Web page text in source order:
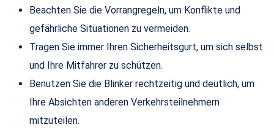
Beachten Sie die Vorrangregeln, um Konflikte und
gefährliche Situationen zu vermeiden.
Tragen Sie immer Ihren Sicherheitsgurt, um sich selbst
und Ihre Mitfahrer zu schützen.
Benutzen Sie die Blinker rechtzeitig und deutlich, um
Ihre Absichten anderen Verkehrsteilnehmern
mitzuteilen.